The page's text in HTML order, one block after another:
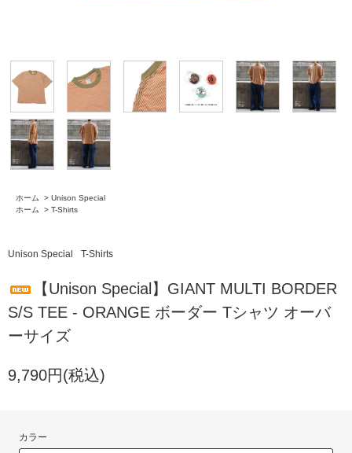
ホーム > Unison Special
ホーム
> T-Shirts
Unison Special T-Shirts
【Unison Special】GIANT MULTI BORDER
S/S TEE - ORANGE ボーダー Tシャツ オーバ
ーサイズ
9,790円(税込)
カラー